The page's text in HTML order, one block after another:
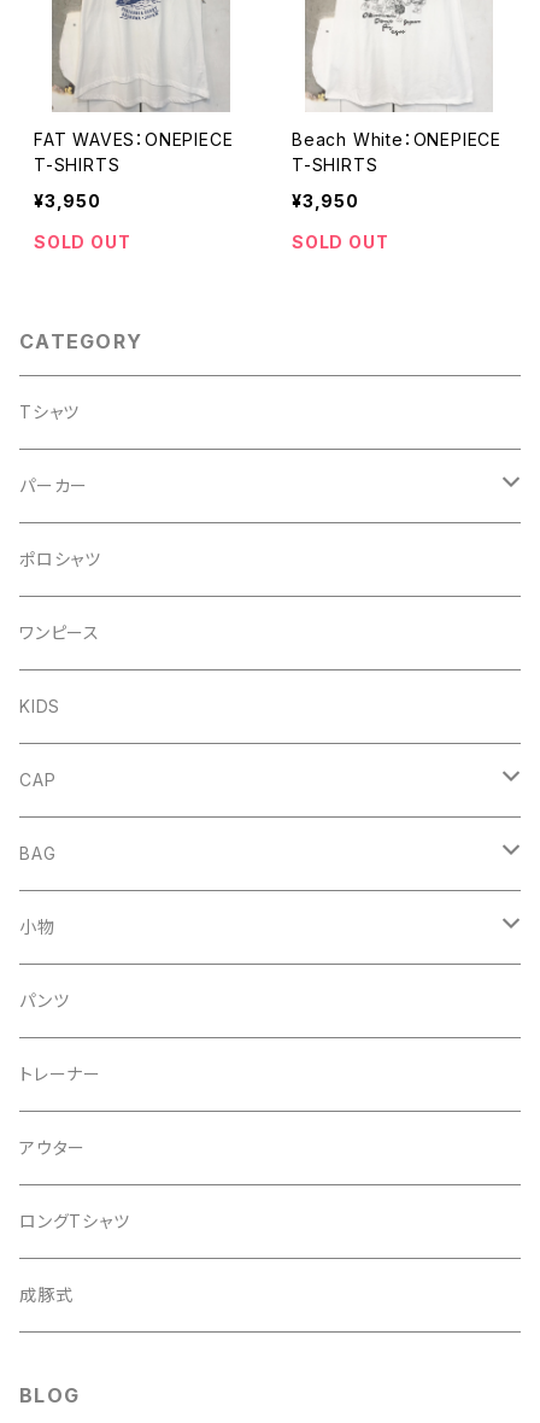
FAT WAVES：ONEPIECE
T-SHIRTS
¥3,950
SOLD OUT
Beach White：ONEPIECE
T-SHIRTS
¥3,950
SOLD OUT
CATEGORY
Tシャツ
パーカー
プルオーバー
DENIM
FRENCH
ジップアップ
DENIM
FRENCH
ポロシャツ
ワンピース
KIDS
CAP
HAT
MESH CAP
BASEBALL CAP
２tone
PIGMENT
BAG
DENIM
COTTON
２WAY
SHOLDER
小物
キーホルダー
パンツ
トレーナー
アウター
ロングTシャツ
成豚式
BLOG